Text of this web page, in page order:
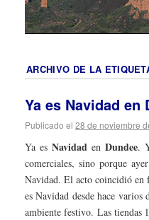
ARCHIVO DE LA
Ya es Navidad en
Publicado el 28 de noviembre
Ya es Navidaden Dundee.
comerciales, sino porque
Navidad. El acto coincidió en
es Navidad desde hace
ambiente festivo. Las tiendas